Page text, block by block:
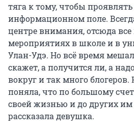
тяга к тому, чтобы проявлять
информационном поле.
центре внимания, отсюда
мероприятиях в школе и в
Улан-Удэ. Но всё время
скажет, а получится ли, а
вокруг и так много
поняла, что по большому
своей жизнью и до других им
рассказала девушка.